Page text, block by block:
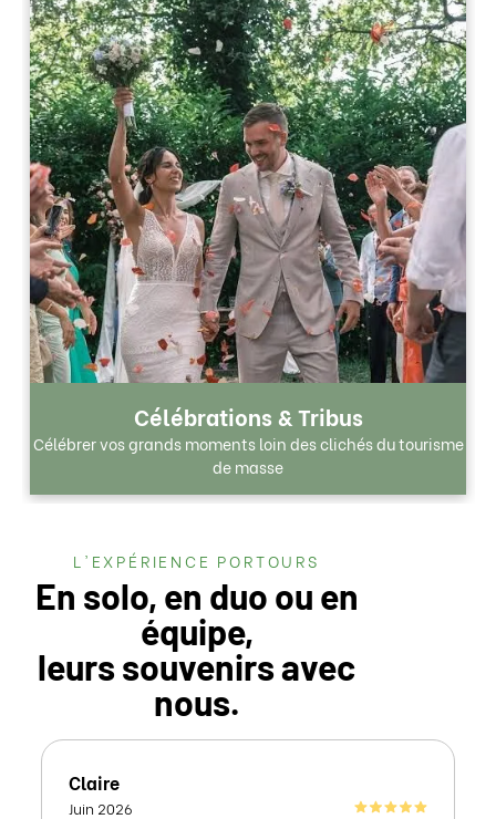
Célébrations & Tribus
Célébrer vos grands moments loin des clichés du tourisme
de masse
L'EXPÉRIENCE PORTOURS
En solo, en duo ou en
équipe,
leurs souvenirs avec
nous.
Claire
Juin 2026